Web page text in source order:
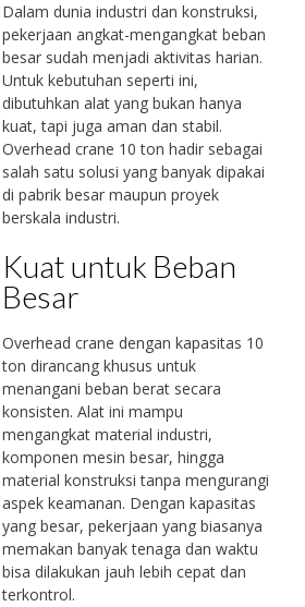
Dalam dunia industri dan konstruksi,
pekerjaan angkat-mengangkat beban
besar sudah menjadi aktivitas harian.
Untuk kebutuhan seperti ini,
dibutuhkan alat yang bukan hanya
kuat, tapi juga aman dan stabil.
Overhead crane 10 ton hadir sebagai
salah satu solusi yang banyak dipakai
di pabrik besar maupun proyek
berskala industri.
Kuat untuk Beban
Besar
Overhead crane dengan kapasitas 10
ton dirancang khusus untuk
menangani beban berat secara
konsisten. Alat ini mampu
mengangkat material industri,
komponen mesin besar, hingga
material konstruksi tanpa mengurangi
aspek keamanan. Dengan kapasitas
yang besar, pekerjaan yang biasanya
memakan banyak tenaga dan waktu
bisa dilakukan jauh lebih cepat dan
terkontrol.